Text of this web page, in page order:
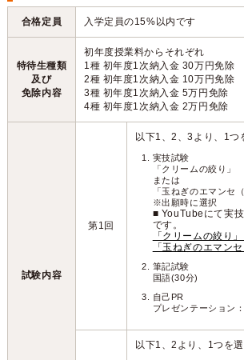
合格定員 入学定員の15%以内です
特待生種類
及び
免除内容
初年度授業料からそれぞれ
1種 初年度1次納入金 30万円免除
2種 初年度1次納入金 10万円免除
3種 初年度1次納入金 5万円免除
4種 初年度1次納入金 2万円免除
試験内容
第1回
以下1、2、3より、1つ
実技試験
「クリームの絞り」
または
「玉ねぎのエマンセ
※出願時に選択
■ YouTubeにて実
です。
「クリームの絞り
「玉ねぎのエマン
筆記試験
国語(30分)
自己PR
プレゼンテーション
以下1、2より、1つを